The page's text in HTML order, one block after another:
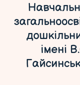
імені